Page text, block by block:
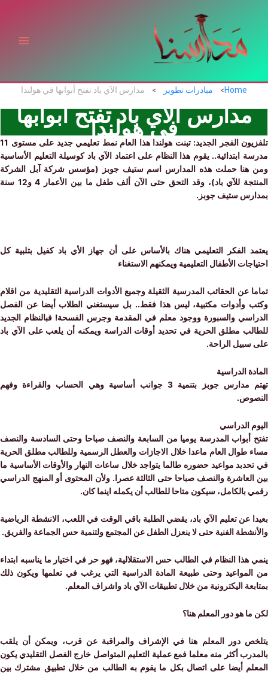
Home مبادرات تطوير مدارس الآي باد تفتح أبوابها في هولندا
مدارس الآي باد تفتح أبوابها
في هولندا
تلفزيون الفجر الجديد: تبنت هولندا هذا العام نمط تعليمي جديد على مستوى 11
ابتدائية.. يقوم هذا النظام على اعتماد الآي باد كوسيلة التعليم الأساسية
هنا حملت هذه المدارس اسم ستيف جوبز (مؤسس شركة آبل الشركة
المنتجة للآي باد)، وقد التحق حتى الآن ألف طفل ما بين الأعمار 4 و12 سنة
ستيف جوبز.
الفكر التعليمي هناك بالأساس على أن جهاز الأي باد كفيل بتلبية كل
الأطفال التعليمية ويمكنهم الاستغناء
عن الحقائب المدرسية الثقيلة وجميع الأدوات الدراسية التقليدية من اقلام
وأدوات مكتبية، ليس هذا فقط.. بل سيستغني الطلاب أيضا عن الفصل
والسبورة ووجود معلم في المقدمة وجرس الفسحة! فبالنظام الجديد
مطلق الحرية في تحديد أوقات الدراسة ويمكنه أن يلعب على الآي باد
الراحة.
الدراسية
تهتم مدارس جوبز بتنمية 3 جوانب أساسية وهي الحساب والقراءة وفهم
الدراسي
أبواب المدرسة يوميا من السابعة والنصف صباحا وحتى السادسة والنصف
طوال العام ماعدا خلال الاجازات والعطل الرسمية وللطالب مطلق الحرية
مواعيد حضوره طالما يتواجد خلال ساعات النهار والأوقات الأساسية ما
والنصف صباحا حتى الثالثة عصرا. ولأن المحتوى أو المنهج الدراسي
بالكامل، سيكون متاحا للطالب أن يكمله اينما كان.
عن تعليم الآي باد، يقضي الطلبة باقي الوقت في اللعب، الانشطة الرياضية
الفنية حتى لا ينعزل الطفل عن المجتمع ولتنمية حس الجماعة والفريق.
هذا النظام في الطالب حس الاستقلالية، فهو حر في اختيار ما يناسبه ابتداء
وحتى طبيعة المادة الدراسية التي يرغب في تعلمها ويكون ذلك
اليكترونية من خلال تطبيقات الآي باد واشراف المعلم.
هو دور المعلم هنا؟
دور المعلم هنا في الإشراف والمراقبة عن قرب، ويمكن أن يلقب
أكثر منه معلما فمع عملية التعليم المتواصل خارج الفصل التقليدي يكون
أيضا على اتصال بكل ما يقوم به الطالب من خلال تطبيق مشترك بين